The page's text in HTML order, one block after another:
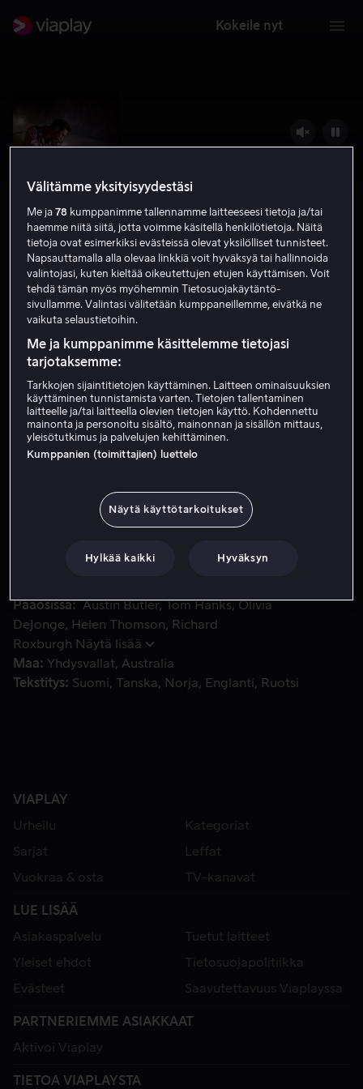
Kokeile nyt
Elvis
7.3 Draama 2022
HD
Vuokraa 4,99 €
Osta10.997,99 €
Alkuperäinen
hinta
€
Katso traileri
Elokuva kuvaa Elvis Presleyn elämää ja monimutkaista
Elokuva kuvaa Elvis Presleyn elämää ja monimutkaista
Pääosissa Austin Butler Tom Hanks Olivia
DeJonge
Helen Thomson
Richard
Roxburgh Näytä lisää
Maa
Yhdysvallat
Australia
Tekstitys
Suomi Tanska Norja Englanti Ruotsi
VIAPLAY
Urheilu
Kategoriat
Sarjat
Leffat
Vuokraa & osta
TV-kanavat
LUE LISÄÄ
Asiakaspalvelu
Tuetut laitteet
Yleiset ehdot
Tietosuojapolitiikka
Evästeet
Saavutettavuus Viaplayssa
PARTNERIEMME ASIAKKAAT
Aktivoi Viaplay
TIETOA VIAPLAYSTA
Välitämme yksityisyydestäsi
Me ja78 kumppanimme tallennamme laitteeseesi tietoja ja/tai
haemme niitä siitä, jotta voimme käsitellä henkilötietoja. Näitä
tietoja ovat esimerkiksi evästeissä olevat yksilölliset tunnisteet.
Napsauttamalla alla olevaa linkkiä voit hyväksyä tai hallinnoida
valintojasi, kuten kieltää oikeutettujen etujen käyttämisen. Voit
tehdä tämän myös myöhemmin Tietosuojakäytäntö-
sivullamme. Valintasi välitetään kumppaneillemme, eivätkä ne
vaikuta selaustietoihin.
Me ja kumppanimme käsittelemme tietojasi
tarjotaksemme:
Tarkkojen sijaintitietojen käyttäminen. Laitteen ominaisuuksien
käyttäminen tunnistamista varten. Tietojen tallentaminen
laitteelle ja/tai laitteella olevien tietojen käyttö. Kohdennettu
mainonta ja personoitu sisältö, mainonnan ja sisällön mittaus,
yleisötutkimus ja palvelujen kehittäminen.
Kumppanien (toimittajien) luettelo
Näytä käyttötarkoitukset
Hylkää kaikki Hyväksyn